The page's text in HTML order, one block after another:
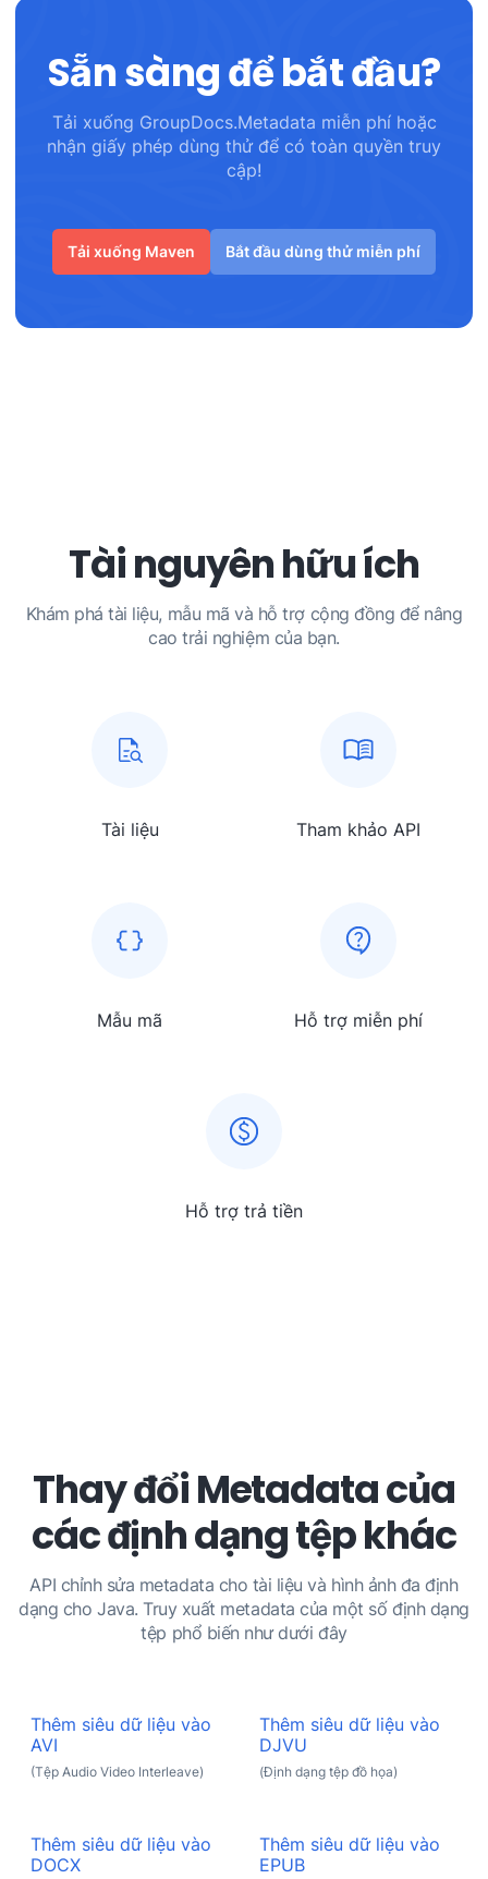
Sẵn sàng để bắt đầu?
Tải xuống GroupDocs.Metadata miễn phí hoặc
nhận giấy phép dùng thử để có toàn quyền truy
cập!
Tải xuống Maven Bắt đầu dùng thử miễn phí
Tài nguyên hữu ích
Khám phá tài liệu, mẫu mã và hỗ trợ cộng đồng để nâng
cao trải nghiệm của bạn.
Tài liệu Tham khảo API
Mẫu mã Hỗ trợ miễn phí
Hỗ trợ trả tiền
Thay đổi Metadata của
các định dạng tệp khác
API chỉnh sửa metadata cho tài liệu và hình ảnh đa định
dạng cho Java. Truy xuất metadata của một số định dạng
tệp phổ biến như dưới đây
Thêm siêu dữ liệu vào
AVI
(Tệp Audio Video Interleave)
Thêm siêu dữ liệu vào
DJVU
(Định dạng tệp đồ họa)
Thêm siêu dữ liệu vào
DOCX
Thêm siêu dữ liệu vào
EPUB